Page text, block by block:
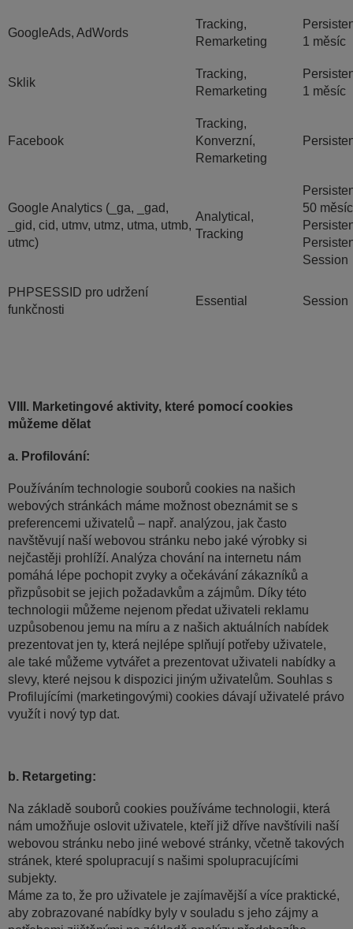
GoogleAds, AdWords
Tracking,
Remarketing
1 měsíc
Sklik
Tracking,
Remarketing
1 měsíc
Facebook
Tracking,
Konverzní,
Remarketing
Google Analytics (_ga, _gad,
_gid, cid, utmv, utmz, utma, utmb,
utmc)
Analytical,
Tracking
50
Session
PHPSESSID pro udržení
funkčnosti
Essential Session
VIII. Marketingové aktivity, které pomocí cookies
můžeme dělat
a. Profilování:
Používáním technologie souborů cookies na našich
webových stránkách máme možnost obeznámit se s
preferencemi uživatelů – např. analýzou, jak často
navštěvují naší webovou stránku nebo jaké výrobky si
nejčastěji prohlíží. Analýza chování na internetu nám
pomáhá lépe pochopit zvyky a očekávání zákazníků a
přizpůsobit se jejich požadavkům a zájmům. Díky této
technologii můžeme nejenom předat uživateli reklamu
uzpůsobenou jemu na míru a z našich aktuálních nabídek
prezentovat jen ty, která nejlépe splňují potřeby uživatele,
ale také můžeme vytvářet a prezentovat uživateli nabídky a
slevy, které nejsou k dispozici jiným uživatelům. Souhlas s
Profilujícími (marketingovými) cookies dávají uživatelé právo
využít i nový typ dat.
b. Retargeting:
Na základě souborů cookies používáme technologii, která
nám umožňuje oslovit uživatele, kteří již dříve navštívili naší
webovou stránku nebo jiné webové stránky, včetně takových
stránek, které spolupracují s našimi spolupracujícími
subjekty.
Máme za to, že pro uživatele je zajímavější a více praktické,
aby zobrazované nabídky byly v souladu s jeho zájmy a